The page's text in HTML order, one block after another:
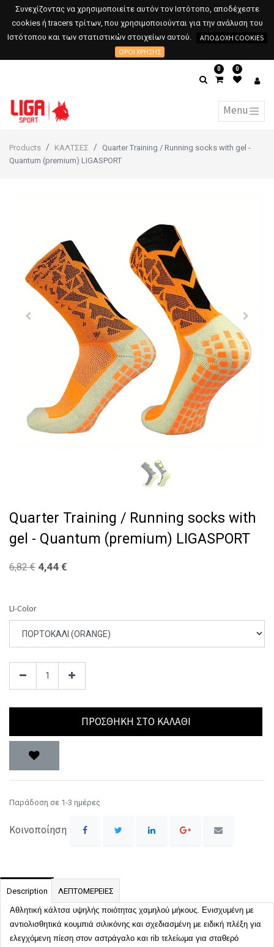
Συνεχίζοντας να χρησιμοποιείτε αυτόν τον Ιστότοπο, αποδέχεστε
cookies ή tracers τρίτων, που χρησιμοποιούνται για την ανάλυση του
Ιστότοπου και των στατιστικών στοιχείων αυτού.
ΑΠΟΔΟΧΉ COOKIES
ΌΡΟΙ ΧΡΉΣΗΣ
0 0
Products ΚΑΛΤΣΕΣ
Quarter Training / Running socks with gel -
Quantum (premium) LIGASPORT
Quarter Training / Running socks with
gel - Quantum (premium) LIGASPORT
6,82€ 4,44 €
LI-Color
ΠΡΟΣΘΉΚΗ ΣΤΟ ΚΑΛΆΘΙ
Παράδοση σε 1-3 ημέρες
Κοινοποίηση
Description ΛΕΠΤΟΜΕΡΕΙΕΣ
Αθλητική κάλτσα υψηλής ποιότητας χαμηλού μήκους. Ενισχυμένη με
αντιολισθητικά κουμπιά σιλικόνης και σχεδιασμένη με ειδική πλέξη για
ελεγχόμενη πίεση στον αστράγαλο και rib τελείωμα για σταθερό